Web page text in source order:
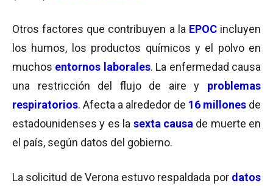
Otros factores que contribuyen a la EPOC incluyen
los humos, los productos químicos y el polvo en
muchos entornos laborales. La enfermedad causa
una restricción del flujo de aire y problemas
respiratorios. Afecta a alrededor de 16 millones de
estadounidenses y es la sexta causa de muerte en
el país, según datos del gobierno.
La solicitud de Verona estuvo respaldada pordatos